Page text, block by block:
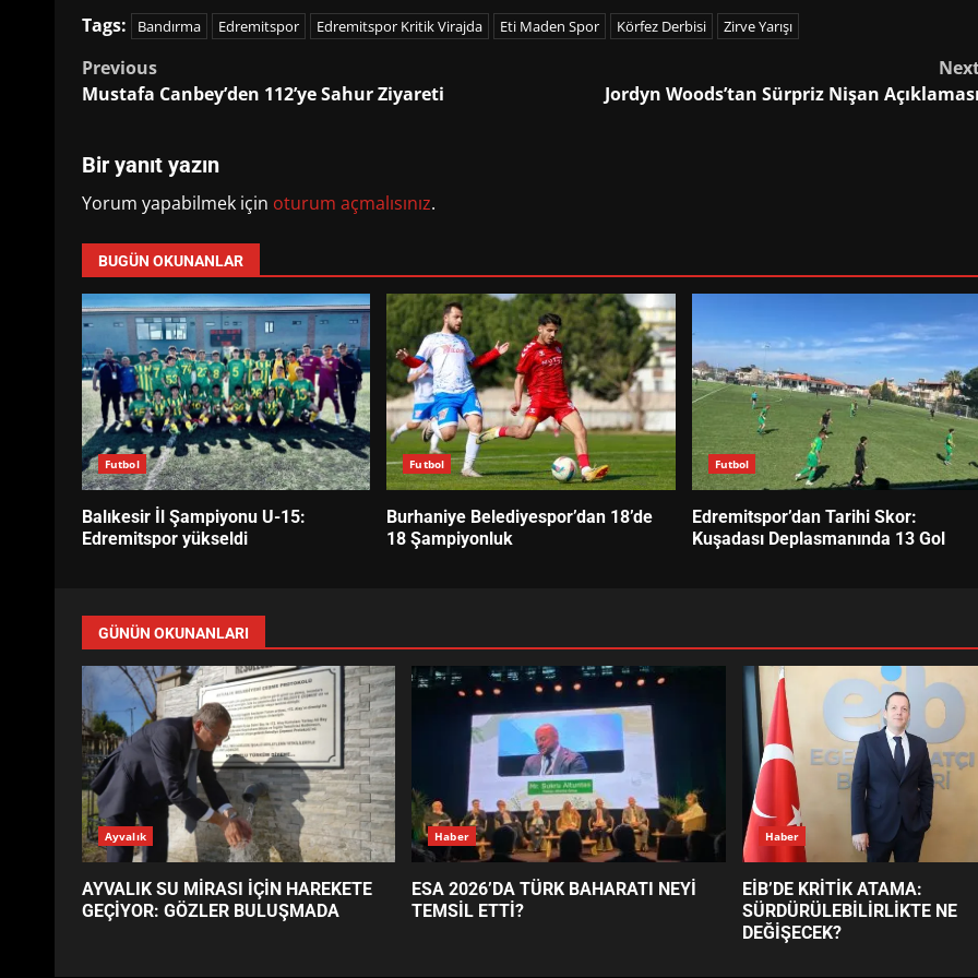
Tags: Bandırma Edremitspor Edremitspor Kritik Virajda Eti Maden Spor Körfez Derbisi Zirve Yarışı
Post
navigation
Previous
Mustafa Canbey’den 112’ye Sahur Ziyareti
Jordyn Woods’tan Sürpriz Nişan Açıklaması
Bir yanıt yazın
Yorum yapabilmek için oturum açmalısınız.
BUGÜN OKUNANLAR
Futbol
Balıkesir İl Şampiyonu U-15:
Edremitspor yükseldi
Futbol
Burhaniye Belediyespor’dan 18’de
18 Şampiyonluk
Futbol
Edremitspor’dan Tarihi Skor:
Kuşadası Deplasmanında 13 Gol
GÜNÜN OKUNANLARI
Ayvalık
AYVALIK SU MİRASI İÇİN HAREKETE
GEÇİYOR: GÖZLER BULUŞMADA
Haber
ESA 2026’DA TÜRK BAHARATI NEYİ
TEMSİL ETTİ?
Haber
EİB’DE KRİTİK ATAMA:
SÜRDÜRÜLEBİLİRLİKTE NE
DEĞİŞECEK?